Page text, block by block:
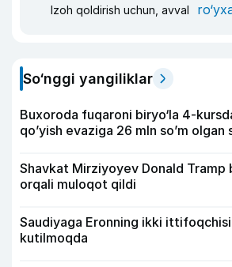
Izoh qoldirish uchun, avval
So‘nggi yangiliklar
Buxoroda fuqaroni biryo‘la 4-
qo’yish evaziga 26 mln so’m olgan
Shavkat Mirziyoyev Donald Tramp
orqali muloqot qildi
Saudiyaga Eronning ikki
kutilmoqda